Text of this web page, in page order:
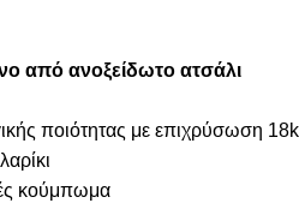
από ανοξείδωτο ατσάλι
ποιότητας με επιχρύσωση 18k
κούμπωμα